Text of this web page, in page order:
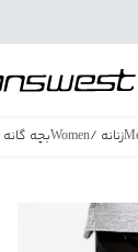
زنانه /
Womenبچه گانه